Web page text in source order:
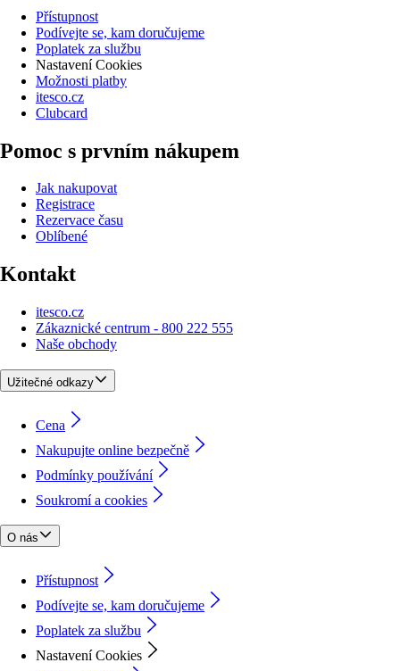
Přístupnost
Podívejte se, kam doručujeme
Poplatek za službu
Nastavení Cookies
Možnosti platby
itesco.cz
Clubcard
Pomoc s prvním nákupem
Jak nakupovat
Registrace
Rezervace času
Oblíbené
Kontakt
itesco.cz
Zákaznické centrum - 800 222 555
Naše obchody
Užitečné odkazy
Cena
Nakupujte online bezpečně
Podmínky používání
Soukromí a cookies
O nás
Přístupnost
Podívejte se, kam doručujeme
Poplatek za službu
Nastavení Cookies